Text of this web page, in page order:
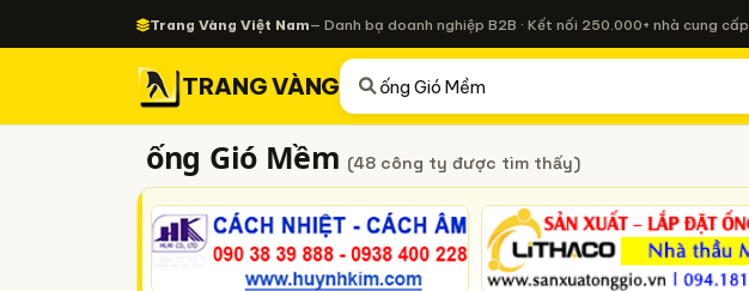
Trang Vàng Việt Nam— Danh bạ doanh nghiệp B2B · Kết nối 250.000+ nhà cung cấp
TRANG VÀNG
ống Gió Mềm (48 công ty được tìm thấy)